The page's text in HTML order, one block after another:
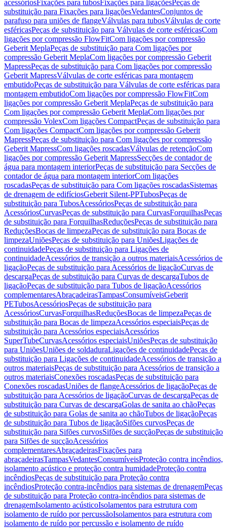
acessóriosFixações para tubosFixações para ligaçõesPeças de
substituição para Fixações para ligaçõesVedantesConjuntos de
parafuso para uniões de flangeVálvulas para tubosVálvulas de corte
esféricasPeças de substituição para Válvulas de corte esféricasCom
ligações por compressão FlowFitCom ligações por compressão
Geberit MeplaPeças de substituição para Com ligações por
compressão Geberit MeplaCom ligações por compressão Geberit
MapressPeças de substituição para Com ligações por compressão
Geberit MapressVálvulas de corte esféricas para montagem
embutidoPeças de substituição para Válvulas de corte esféricas para
montagem embutidoCom ligações por compressão FlowFitCom
ligações por compressão Geberit MeplaPeças de substituição para
Com ligações por compressão Geberit MeplaCom ligações por
compressão VolexCom ligações CompactPeças de substituição para
Com ligações CompactCom ligações por compressão Geberit
MapressPeças de substituição para Com ligações por compressão
Geberit MapressCom ligações roscadasVálvulas de retençãoCom
ligações por compressão Geberit MapressSecções de contador de
água para montagem interiorPeças de substituição para Secções de
contador de água para montagem interiorCom ligações
roscadasPeças de substituição para Com ligações roscadasSistemas
de drenagem de edifíciosGeberit Silent-PPTubosPeças de
substituição para TubosAcessóriosPeças de substituição para
AcessóriosCurvasPeças de substituição para CurvasForquilhasPeças
de substituição para ForquilhasReduçõesPeças de substituição para
ReduçõesBocas de limpezaPeças de substituição para Bocas de
limpezaUniõesPeças de substituição para UniõesLigações de
continuidadePeças de substituição para Ligações de
continuidadeAcessórios de transição a outros materiaisAcessórios de
ligaçãoPeças de substituição para Acessórios de ligaçãoCurvas de
descargaPeças de substituição para Curvas de descargaTubos de
ligaçãoPeças de substituição para Tubos de ligaçãoAcessórios
complementaresAbraçadeirasTampasConsumíveisGeberit
PETubosAcessóriosPeças de substituição para
AcessóriosCurvasForquilhasReduçõesBocas de limpezaPeças de
substituição para Bocas de limpezaAcessórios especiaisPeças de
substituição para Acessórios especiaisAcessórios
SuperTubeCurvasAcessórios especiaisUniõesPeças de substituição
para UniõesUniões de soldaduraLigações de continuidadePeças de
substituição para Ligações de continuidadeAcessórios de transição a
outros materiaisPeças de substituição para Acessórios de transição a
outros materiaisConexões roscadasPeças de substituição para
Conexões roscadasUniões de flangeAcessórios de ligaçãoPeças de
substituição para Acessórios de ligaçãoCurvas de descargaPeças de
substituição para Curvas de descargaGolas de sanita ao chãoPeças
de substituição para Golas de sanita ao chãoTubos de ligaçãoPeças
de substituição para Tubos de ligaçãoSifões curvosPeças de
substituição para Sifões curvosSifões de sucçãoPeças de substituição
para Sifões de sucçãoAcessórios
complementaresAbraçadeirasFixações para
abraçadeirasTampasVedantesConsumíveisProteção contra incêndios,
isolamento acústico e proteção contra humidadeProteção contra
incêndiosPeças de substituição para Proteção contra
incêndiosProteção contra-incêndios para sistemas de drenagemPeças
de substituição para Proteção contra-incêndios para sistemas de
drenagemIsolamento acústicoIsolamentos para estrutura com
isolamento de ruído por percussãoIsolamentos para estrutura com
isolamento de ruído por percussão e isolamento de ruído